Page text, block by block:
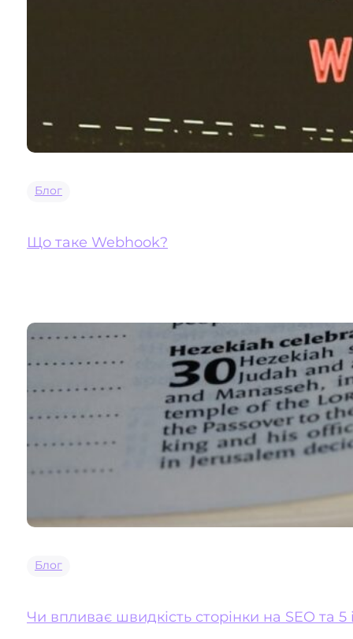
Блог
Що таке Webhook?
Блог
Чи впливає швидкість сторінки на SEO та